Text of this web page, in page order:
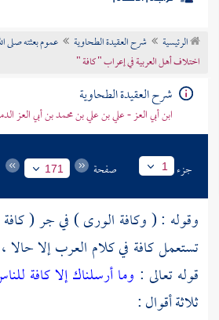
موضوعي
تراجم الأعلام
الرئيسية شرح العقيدة الطحاوية
عموم بعثته صلى
اختلاف أهل العربية في إعراب " كافة "
شرح العقيدة الطحاوية
ابن أبي العز - علي بن علي بن محمد بن أبي العز
جزء 1 صفحة 171
وقوله : ( وكافة الورى ) في جر ( كافة
تستعمل كافة في كلام العرب إلا حالا ،
قوله تعالى : وما أرسلناك إلا كافة
ثلاثة أقوال :